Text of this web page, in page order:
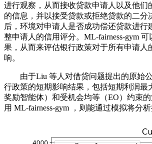
进行观察，从而接收贷款申请人以及他们
的信息，并以接受贷款或拒绝贷款的二分
后，环境对申请人是否成功偿还贷款进行
整申请人的信用评分。ML-fairness-gym
果，从而来评估银行政策对于所有申请人
响。
由于Liu 等人对借贷问题提出的原始公
行政策的短期影响结果，包括短期利润最
奖励智能体）和受机会均等（EO）约束
用 ML-fairness-gym ，则能通过模拟将分